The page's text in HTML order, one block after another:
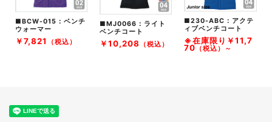
■BCW-015 ：ベンチ
ウォーマー
￥7,821 （税込）
■MJ0066 ：ライト
ベンチコート
￥10,208 （税込）
■230-ABC ：アクテ
ィブベンチコート
※在庫限り ￥11,7
70 （税込）～